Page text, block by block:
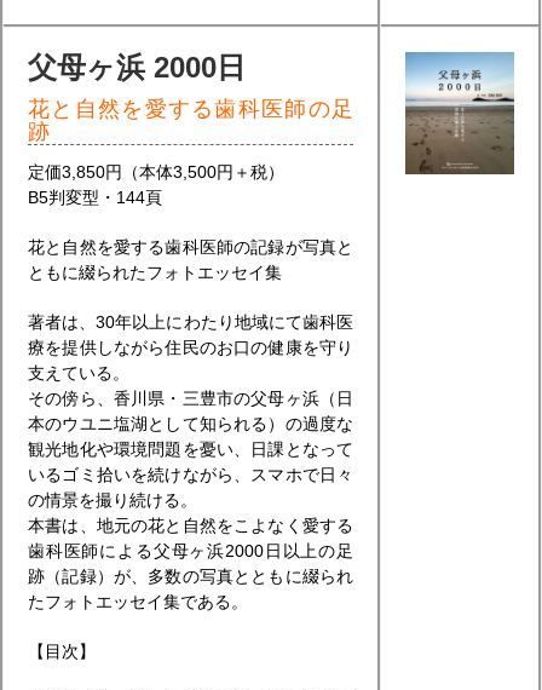
父母ヶ浜 2000日
花と自然を愛する歯科医師の足
跡
定価3,850円（本体3,500円＋税）
B5判変型・144頁
花と自然を愛する歯科医師の記録が写真と
ともに綴られたフォトエッセイ集
著者は、30年以上にわたり地域にて歯科医
療を提供しながら住民のお口の健康を守り
支えている。
その傍ら、香川県・三豊市の父母ヶ浜（日
本のウユニ塩湖として知られる）の過度な
観光地化や環境問題を憂い、日課となって
いるゴミ拾いを続けながら、スマホで日々
の情景を撮り続ける。
本書は、地元の花と自然をこよなく愛する
歯科医師による父母ヶ浜2000日以上の足
跡（記録）が、多数の写真とともに綴られ
たフォトエッセイ集である。
【目次】